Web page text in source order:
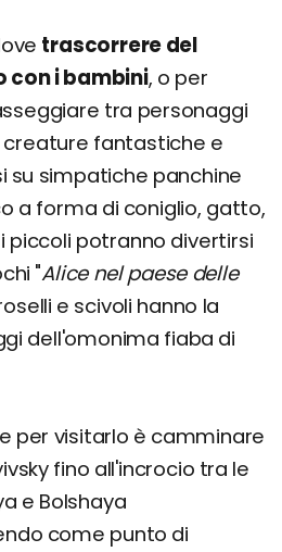
trascorrere del
i bambini, o per
tra personaggi
fantastiche e
su simpatiche panchine
a forma di coniglio, gatto,
piccoli potranno divertirsi
"Alice nel paese delle
e scivoli hanno la
dell'omonima fiaba di
per visitarlo è camminare
fino all'incrocio tra le
e Bolshaya
come punto di